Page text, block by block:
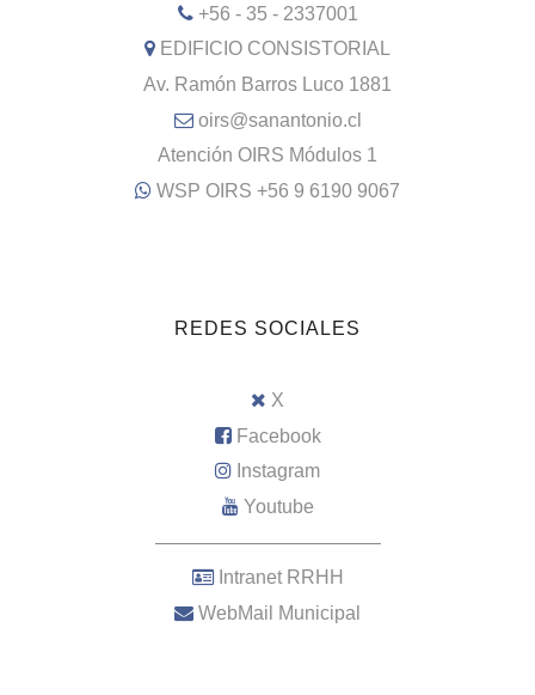
+56 - 35 - 2337001
EDIFICIO CONSISTORIAL
Av. Ramón Barros Luco 1881
oirs@sanantonio.cl
Atención OIRS Módulos 1
WSP OIRS +56 9 6190 9067
REDES SOCIALES
X
Facebook
Instagram
Youtube
–––––––––––––––––––––
Intranet RRHH
WebMail Municipal